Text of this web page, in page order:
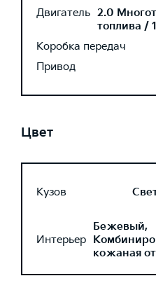
Двигатель 2.0
топлива /
Коробка передач
Привод
Цвет
Кузов
Интерьер
Бежевый,
кожаная